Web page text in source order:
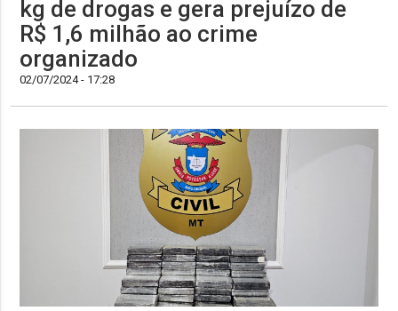
kg de drogas e gera prejuízo de
R$ 1,6 milhão ao crime
organizado
02/07/2024 - 17:28